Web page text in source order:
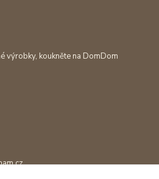
výrobky, koukněte na DomDom